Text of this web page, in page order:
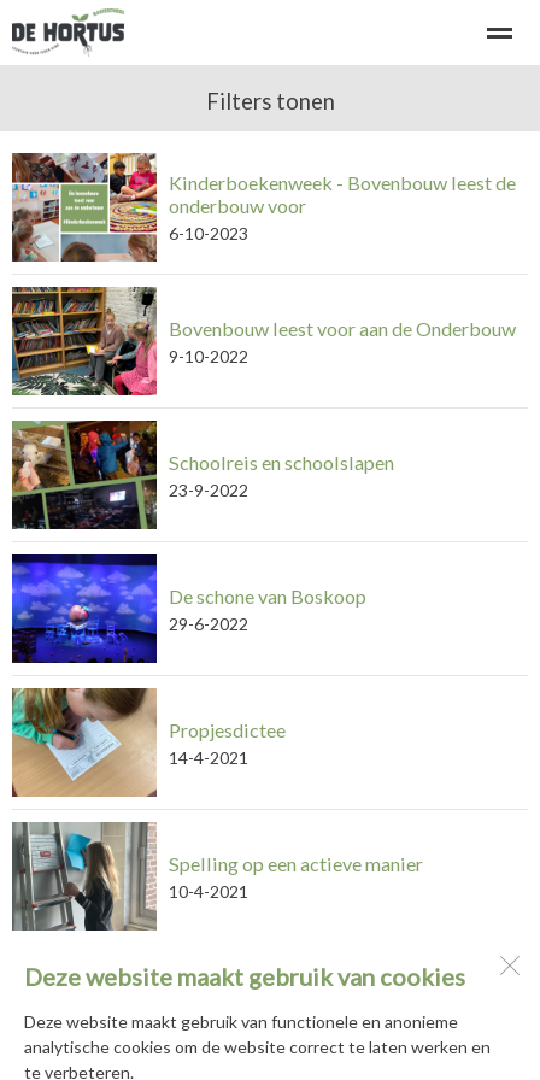
Welkom bij basisschool de Hortus Kennismaken - rondleiding
Home Bellen E-mail Locatie
Deze website maakt gebruik van cookies
Deze website maakt gebruik van functionele en anonieme
analytische cookies om de website correct te laten werken en
te verbeteren.
Filters tonen
Kinderboekenweek - Bovenbouw leest de
onderbouw voor
6-10-2023
Bovenbouw leest voor aan de Onderbouw
9-10-2022
Schoolreis en schoolslapen
23-9-2022
De schone van Boskoop
29-6-2022
Propjesdictee
14-4-2021
Spelling op een actieve manier
10-4-2021
Basisschool De Hortus
Populierenhof 2 en 10